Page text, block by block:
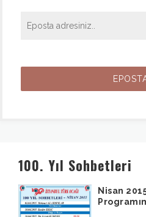
100. Yıl Sohbetleri
Nisan